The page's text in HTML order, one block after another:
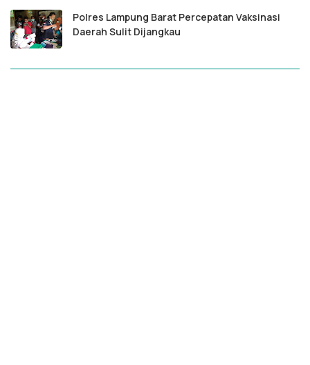
Polres Lampung Barat Percepatan Vaksinasi
Daerah Sulit Dijangkau